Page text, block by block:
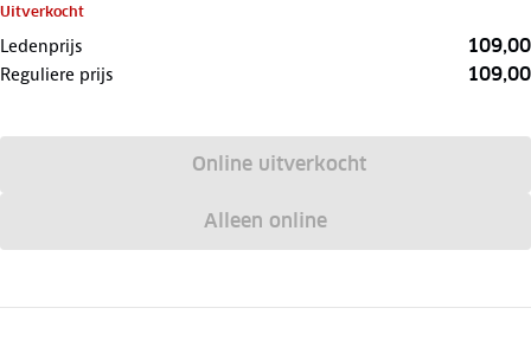
Uitverkocht
Ledenprijs 109,00
Reguliere prijs 109,00
Online uitverkocht
Alleen online